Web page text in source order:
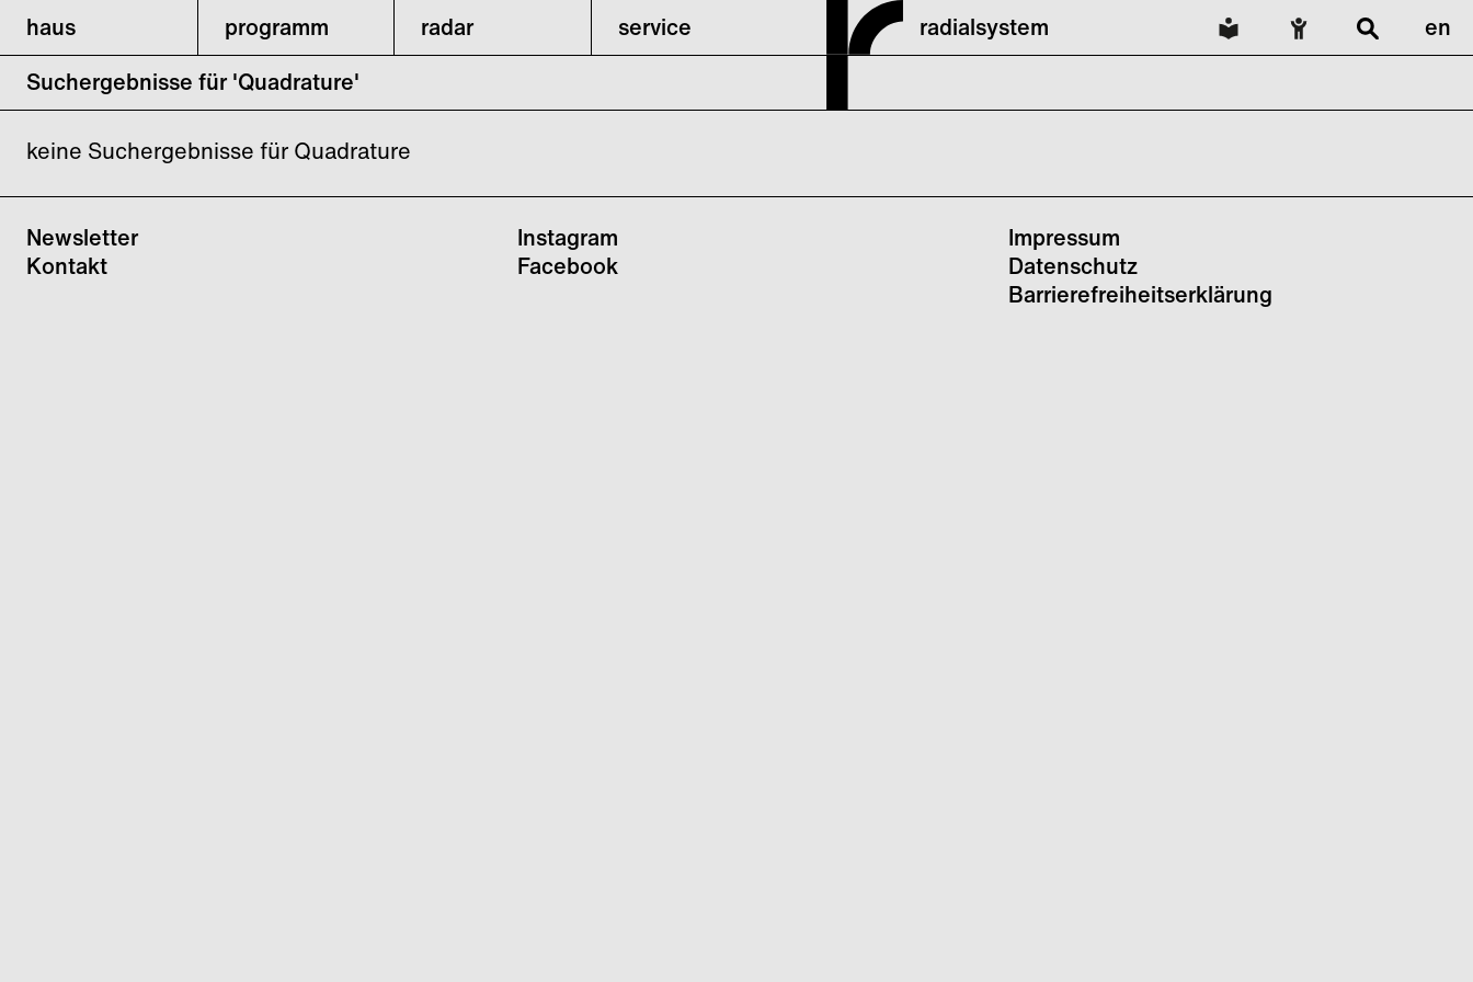
haus programm radar service radialsystem
en
Suchergebnisse für 'Quadrature'
keine Suchergebnisse für Quadrature
Newsletter
Kontakt
Instagram
Facebook
Impressum
Datenschutz
Barrierefreiheitserklärung